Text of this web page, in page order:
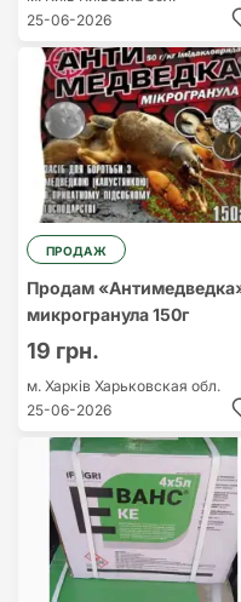
25-06-2026
ПРОДАЖ
Продам
микрогранула 150г
19 грн.
м. Харків Харьковская обл.
25-06-2026